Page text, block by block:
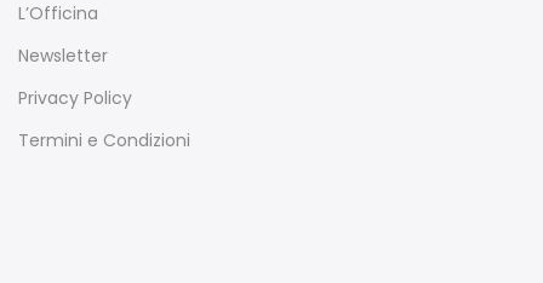
L’Officina
Newsletter
Privacy Policy
Termini e Condizioni